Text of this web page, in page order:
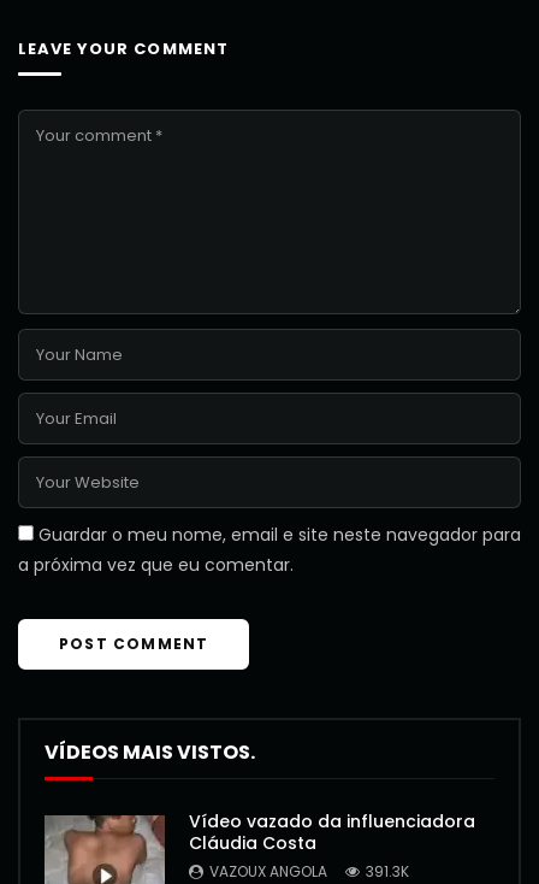
LEAVE YOUR COMMENT
Guardar o meu nome, email e site neste navegador para
a próxima vez que eu comentar.
VÍDEOS MAIS VISTOS.
Vídeo vazado da influenciadora
Cláudia Costa
VAZOUX ANGOLA 391.3K